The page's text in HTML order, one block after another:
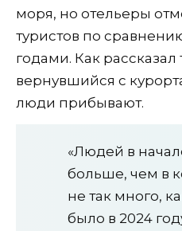
моря, но отельеры
туристов по
годами. Как рассказал
вернувшийся с
люди прибывают.
«Людей в
больше, чем в
не так много,
было в 2024